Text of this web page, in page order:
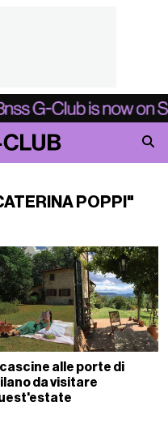
POPPI"
alle porte di
da visitare